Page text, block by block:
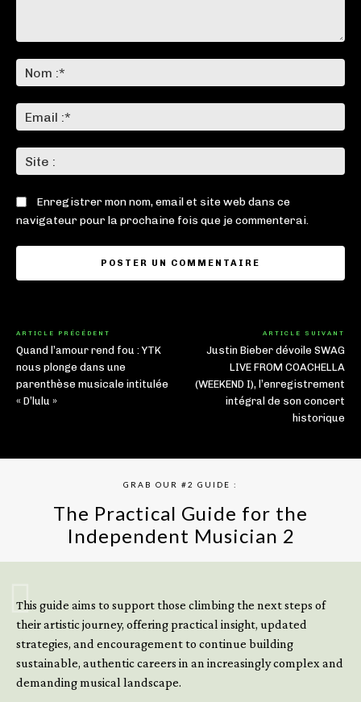
:*
:*
:
Enregistrer mon nom, email et site web dans ce
navigateur pour la prochaine fois que je commenterai.
ARTICLE PRÉCÉDENT
Quand l’amour rend fou : YTK
nous plonge dans une
parenthèse musicale intitulée
« D’lulu »
ARTICLE SUIVANT
Justin Bieber dévoile SWAG
LIVE FROM COACHELLA
(WEEKEND I), l’enregistrement
intégral de son concert
historique
GRAB OUR #2 GUIDE :
The Practical Guide for the
Independent Musician 2
This guide aims to support those climbing the next steps of
their artistic journey, offering practical insight, updated
strategies, and encouragement to continue building
sustainable, authentic careers in an increasingly complex and
demanding musical landscape.